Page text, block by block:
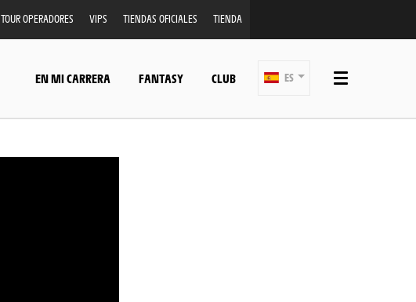
TOUR OPERADORES VIPS TIENDAS OFICIALES TIENDA
EN MI CARRERA FANTASY CLUB ES